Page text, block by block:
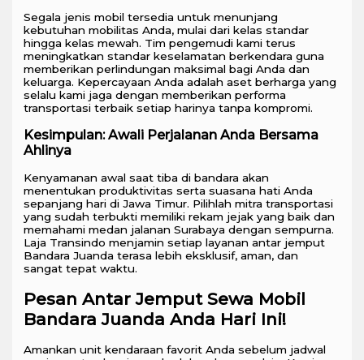
Segala jenis mobil tersedia untuk menunjang
kebutuhan mobilitas Anda, mulai dari kelas standar
hingga kelas mewah. Tim pengemudi kami terus
meningkatkan standar keselamatan berkendara guna
memberikan perlindungan maksimal bagi Anda dan
keluarga. Kepercayaan Anda adalah aset berharga yang
selalu kami jaga dengan memberikan performa
transportasi terbaik setiap harinya tanpa kompromi.
Kesimpulan: Awali Perjalanan Anda Bersama
Ahlinya
Kenyamanan awal saat tiba di bandara akan
menentukan produktivitas serta suasana hati Anda
sepanjang hari di Jawa Timur. Pilihlah mitra transportasi
yang sudah terbukti memiliki rekam jejak yang baik dan
memahami medan jalanan Surabaya dengan sempurna.
Laja Transindo menjamin setiap layanan antar jemput
Bandara Juanda terasa lebih eksklusif, aman, dan
sangat tepat waktu.
Pesan Antar Jemput Sewa Mobil
Bandara Juanda Anda Hari Ini!
Amankan unit kendaraan favorit Anda sebelum jadwal